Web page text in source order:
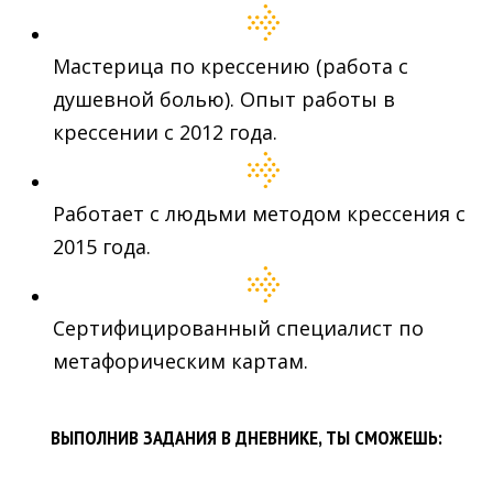
Мастерица по крессению (работа с
душевной болью). Опыт работы в
крессении с 2012 года.
Работает с людьми методом крессения с
2015 года.
Сертифицированный специалист по
метафорическим картам.
ВЫПОЛНИВ ЗАДАНИЯ В ДНЕВНИКЕ, ТЫ СМОЖЕШЬ: